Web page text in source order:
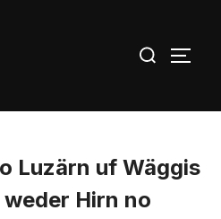
for:
Luzärn uf Wäggis
Hirn no